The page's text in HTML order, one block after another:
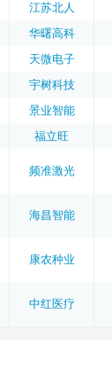
江苏北人
华曙高科
天微电子
宇树科技
景业智能
福立旺
频准激光
海昌智能
康农种业
中红医疗